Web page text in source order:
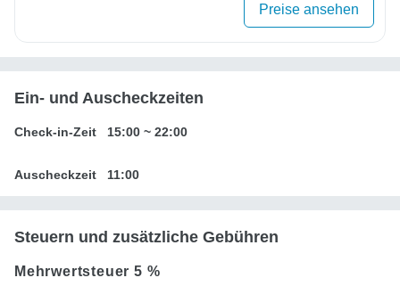
Preise ansehen
Ein- und Auscheckzeiten
Check-in-Zeit 15:00 ~ 22:00
Auscheckzeit 11:00
Steuern und zusätzliche Gebühren
Mehrwertsteuer5 %